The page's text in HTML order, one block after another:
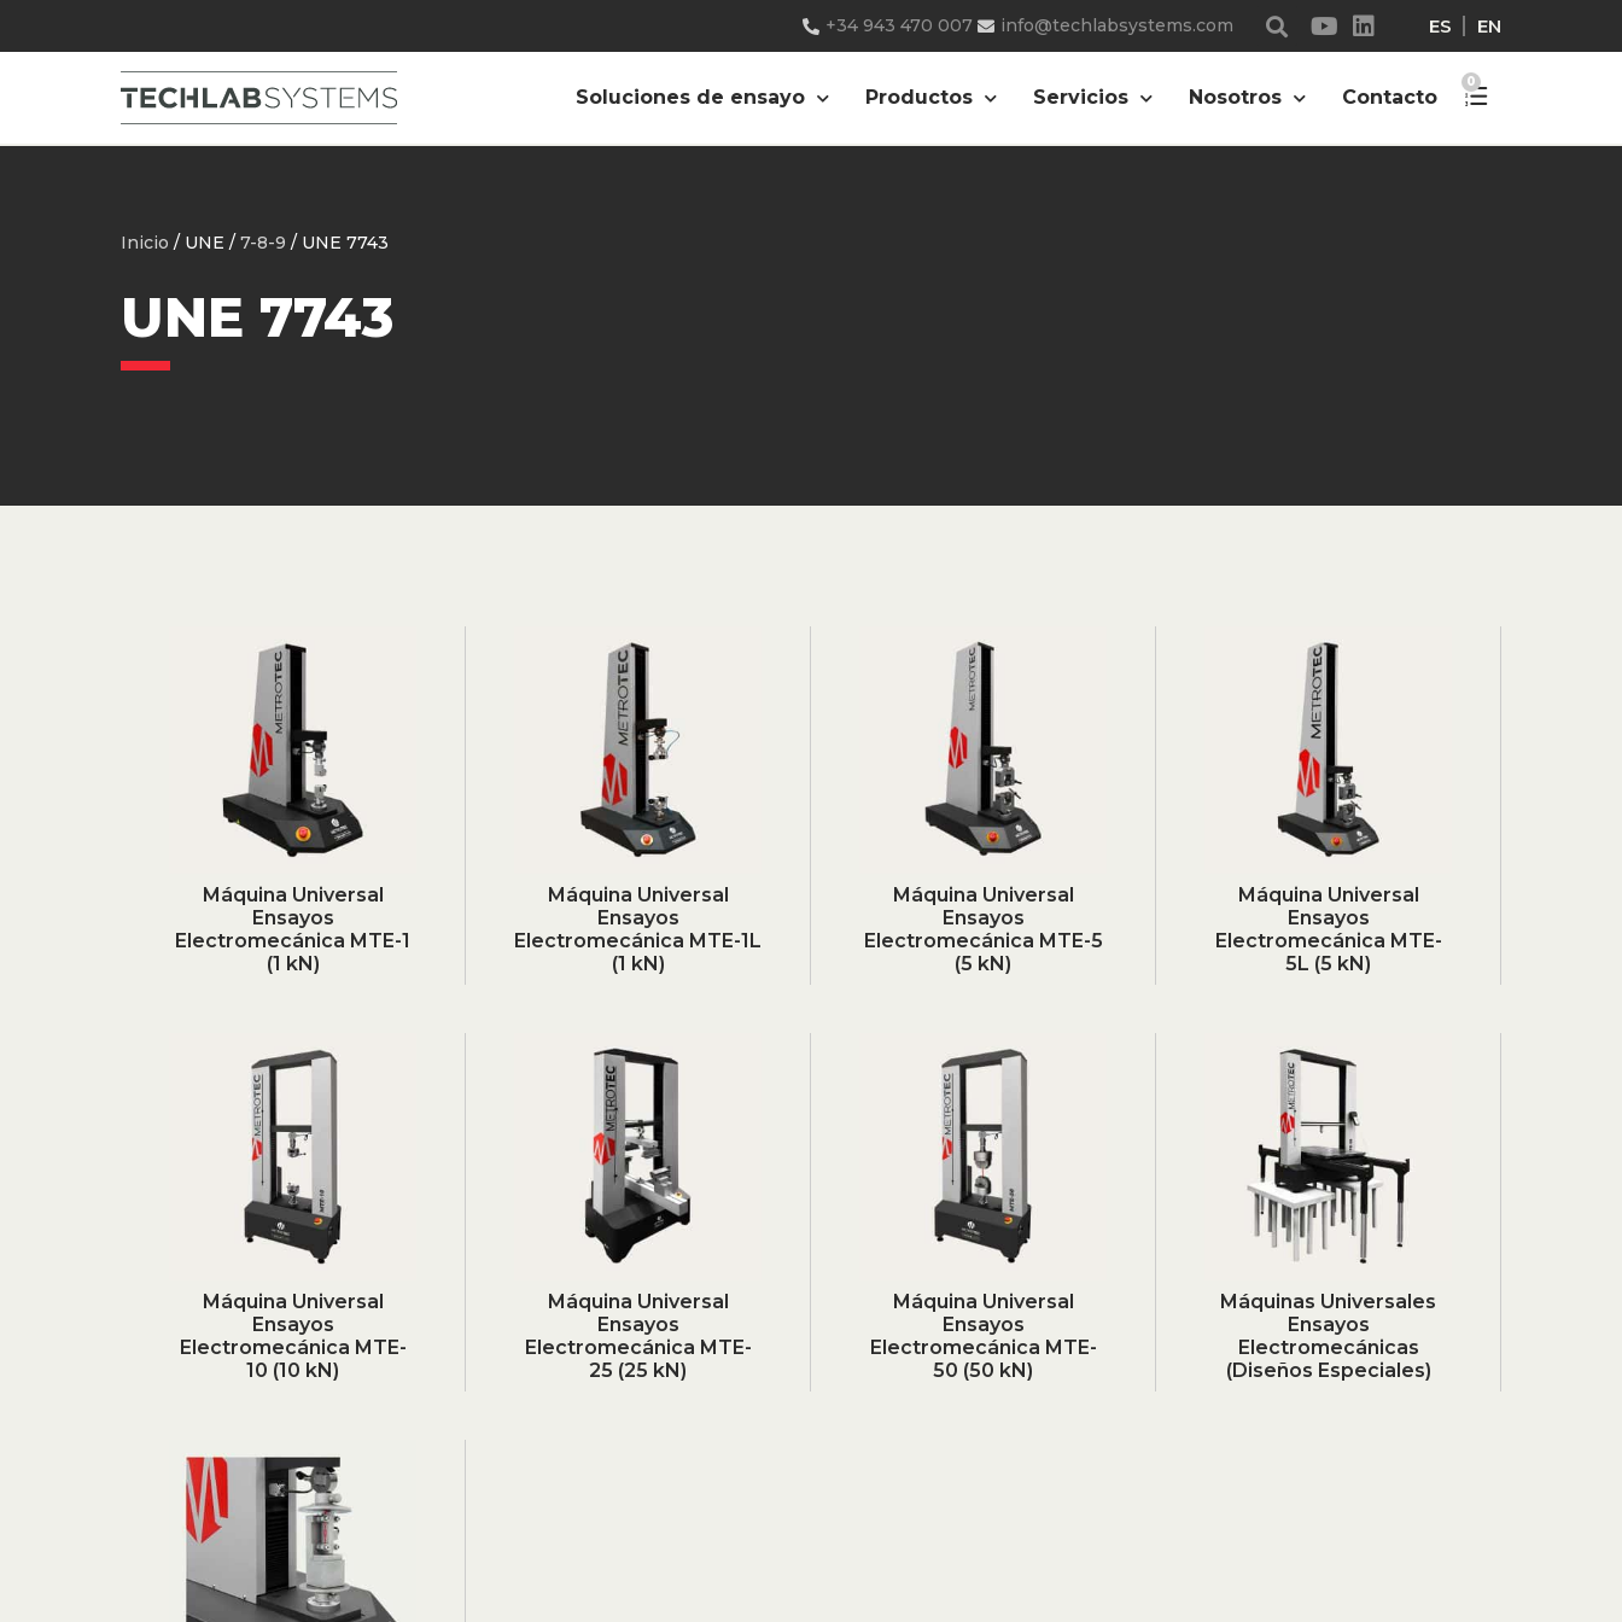
+34 943 470 007 info@techlabsystems.com ES EN
Soluciones de ensayo Productos Servicios Nosotros Contacto
0
Inicio / UNE / 7-8-9 / UNE 7743
UNE 7743
Máquina Universal
Ensayos
Electromecánica MTE-1
(1 kN)
Máquina Universal
Ensayos
Electromecánica MTE-1L
(1 kN)
Máquina Universal
Ensayos
Electromecánica MTE-5
(5 kN)
Máquina Universal
Ensayos
Electromecánica MTE-
5L (5 kN)
Máquina Universal
Ensayos
Electromecánica MTE-
10 (10 kN)
Máquina Universal
Ensayos
Electromecánica MTE-
25 (25 kN)
Máquina Universal
Ensayos
Electromecánica MTE-
50 (50 kN)
Máquinas Universales
Ensayos
Electromecánicas
(Diseños Especiales)